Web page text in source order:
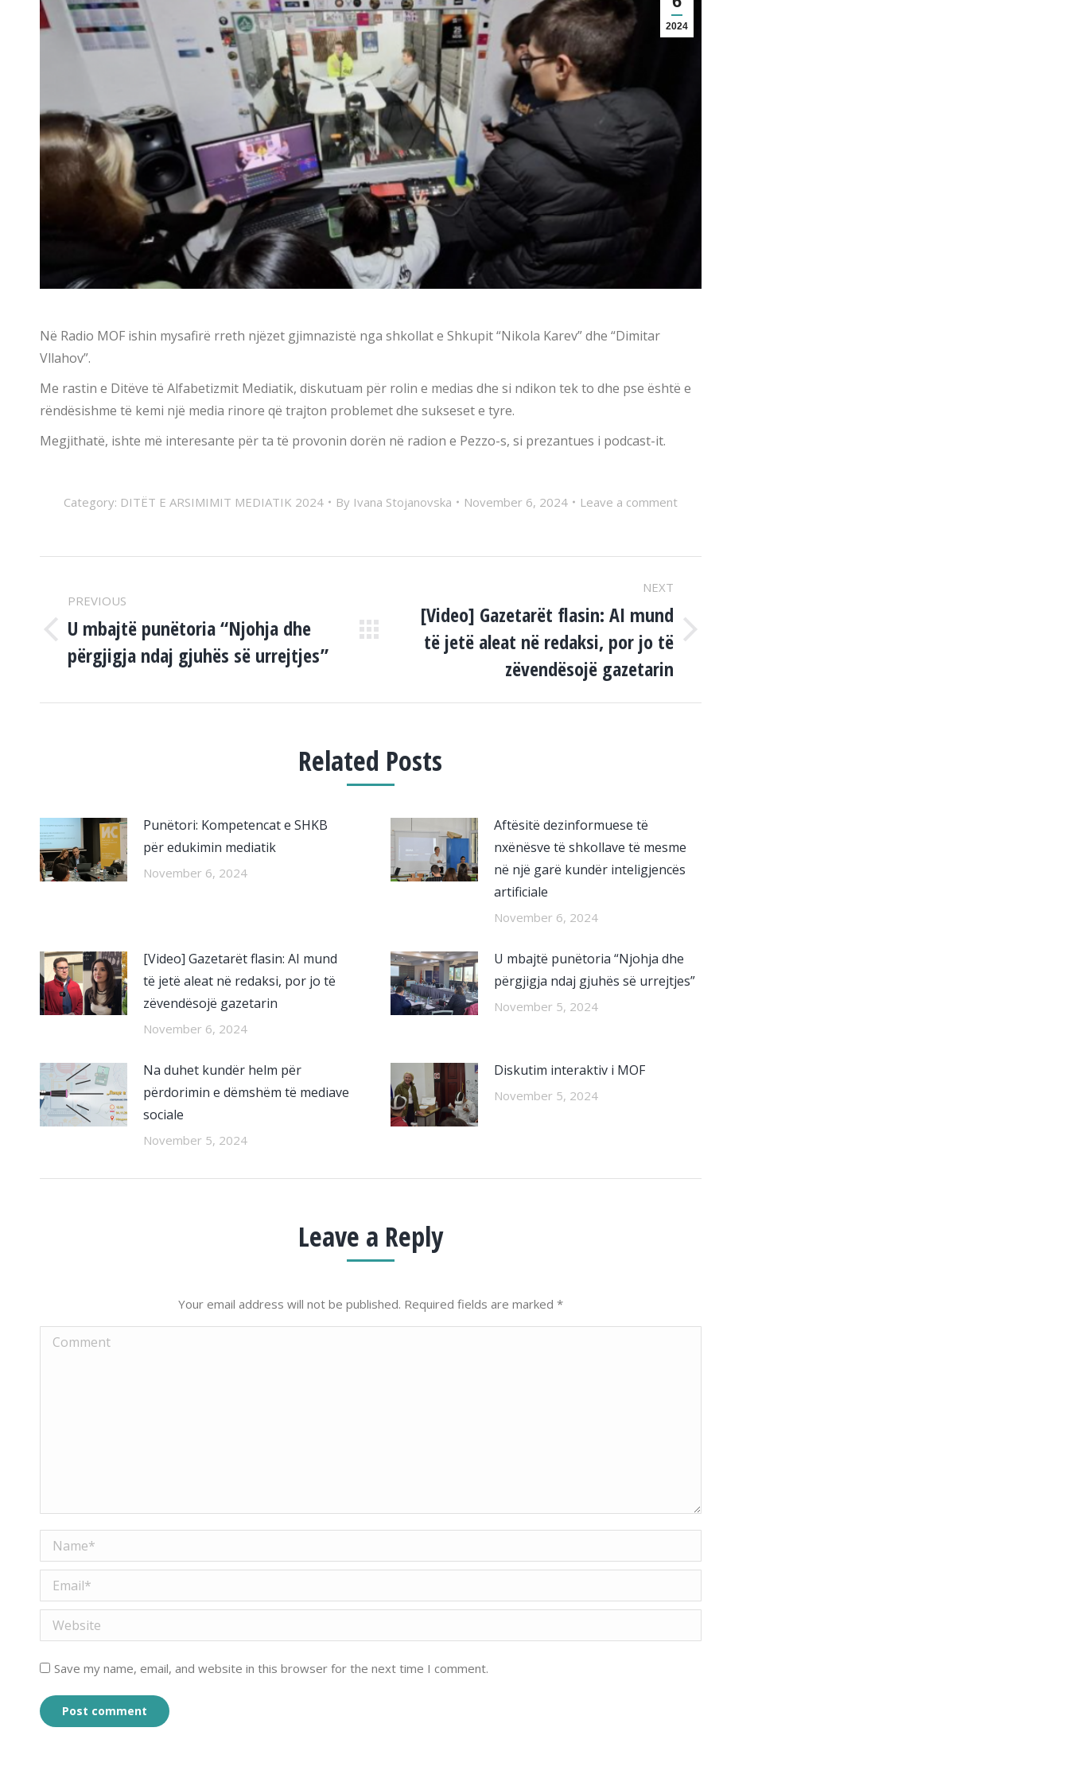
2024
Në Radio MOF ishin mysafirë rreth njëzet gjimnazistë nga shkollat ​​e Shkupit “Nikola Karev” dhe “Dimitar
Vllahov”.
Me rastin e Ditëve të Alfabetizmit Mediatik, diskutuam për rolin e medias dhe si ndikon tek to dhe pse është e
rëndësishme të kemi një media rinore që trajton problemet dhe sukseset e tyre.
Megjithatë, ishte më interesante për ta të provonin dorën në radion e Pezzo-s, si prezantues i podcast-it.
Category: DITËT E ARSIMIMIT MEDIATIK 2024 By Ivana Stojanovska November 6, 2024 Leave a comment
NAVIGATION
PREVIOUS
Previous
post:
U mbajtë punëtoria “Njohja dhe
përgjigja ndaj gjuhës së urrejtjes”
NEXT
Next
[Video] Gazetarët flasin: AI mund
të jetë aleat në redaksi, por jo të
zëvendësojë gazetarin
Related Posts
Punëtori: Kompetencat e SHKB
për edukimin mediatik
November 6, 2024
Aftësitë dezinformuese të
nxënësve të shkollave të mesme
në një garë kundër inteligjencës
artificiale
November 6, 2024
[Video] Gazetarët flasin: AI mund
të jetë aleat në redaksi, por jo të
zëvendësojë gazetarin
November 6, 2024
U mbajtë punëtoria “Njohja dhe
përgjigja ndaj gjuhës së urrejtjes”
November 5, 2024
Na duhet kundër helm për
përdorimin e dëmshëm të mediave
sociale
November 5, 2024
Diskutim interaktiv i MOF
November 5, 2024
Leave a Reply
Your email address will not be published. Required fields are marked *
Comment
Name *
Email *
Website
Save my name, email, and website in this browser for the next time I comment.
Post comment